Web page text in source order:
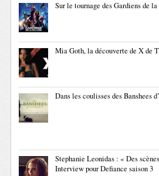
Sur le tournage des Gardiens de
Mia Goth, la découverte de X de
Dans les coulisses des Banshees
Stephanie Leonidas : « Des
Interview pour Defiance saison 3